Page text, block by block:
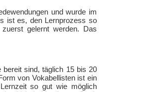
und wurde im
ist es, den Lernprozess so
gelernt werden. Das
bereit sind, täglich 15 bis 20
von Vokabellisten ist ein
so gut wie möglich